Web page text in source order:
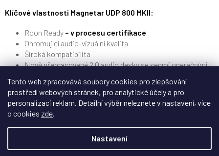
Tento web zpracovává soubory cookies pro zlepšování
prostředí webových stránek, pro analytické účely a pro
personalizaci reklam. Detailní výběr neleznete v nastavení, více
o cookies zde.
Nastavení
Klíčové vlastnosti Magnetar UDP 800 MKII:
Roon Ready – v procesu certifikace
Ohromující audio-vizuální kvalita
Široká kompatibilita
Nově přepracované 2.0 audio desky se sedmi operačními
Retiming TMDS na HDMI audio portu
Vylepšený USB 3.0 systém s odděleným napájením
Vylepšená měděná kabeláž a konektory Amphenol/JST
PodporaControl4, Crestron
Oficiální stránky Magnetar UDP800 MKII